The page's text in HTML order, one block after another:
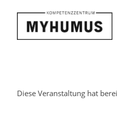
Diese Veranstaltung hat